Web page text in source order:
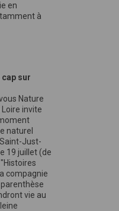
en
à
cap sur
Nature
invite
naturel
Just-
19 juillet (de
compagnie
vie au